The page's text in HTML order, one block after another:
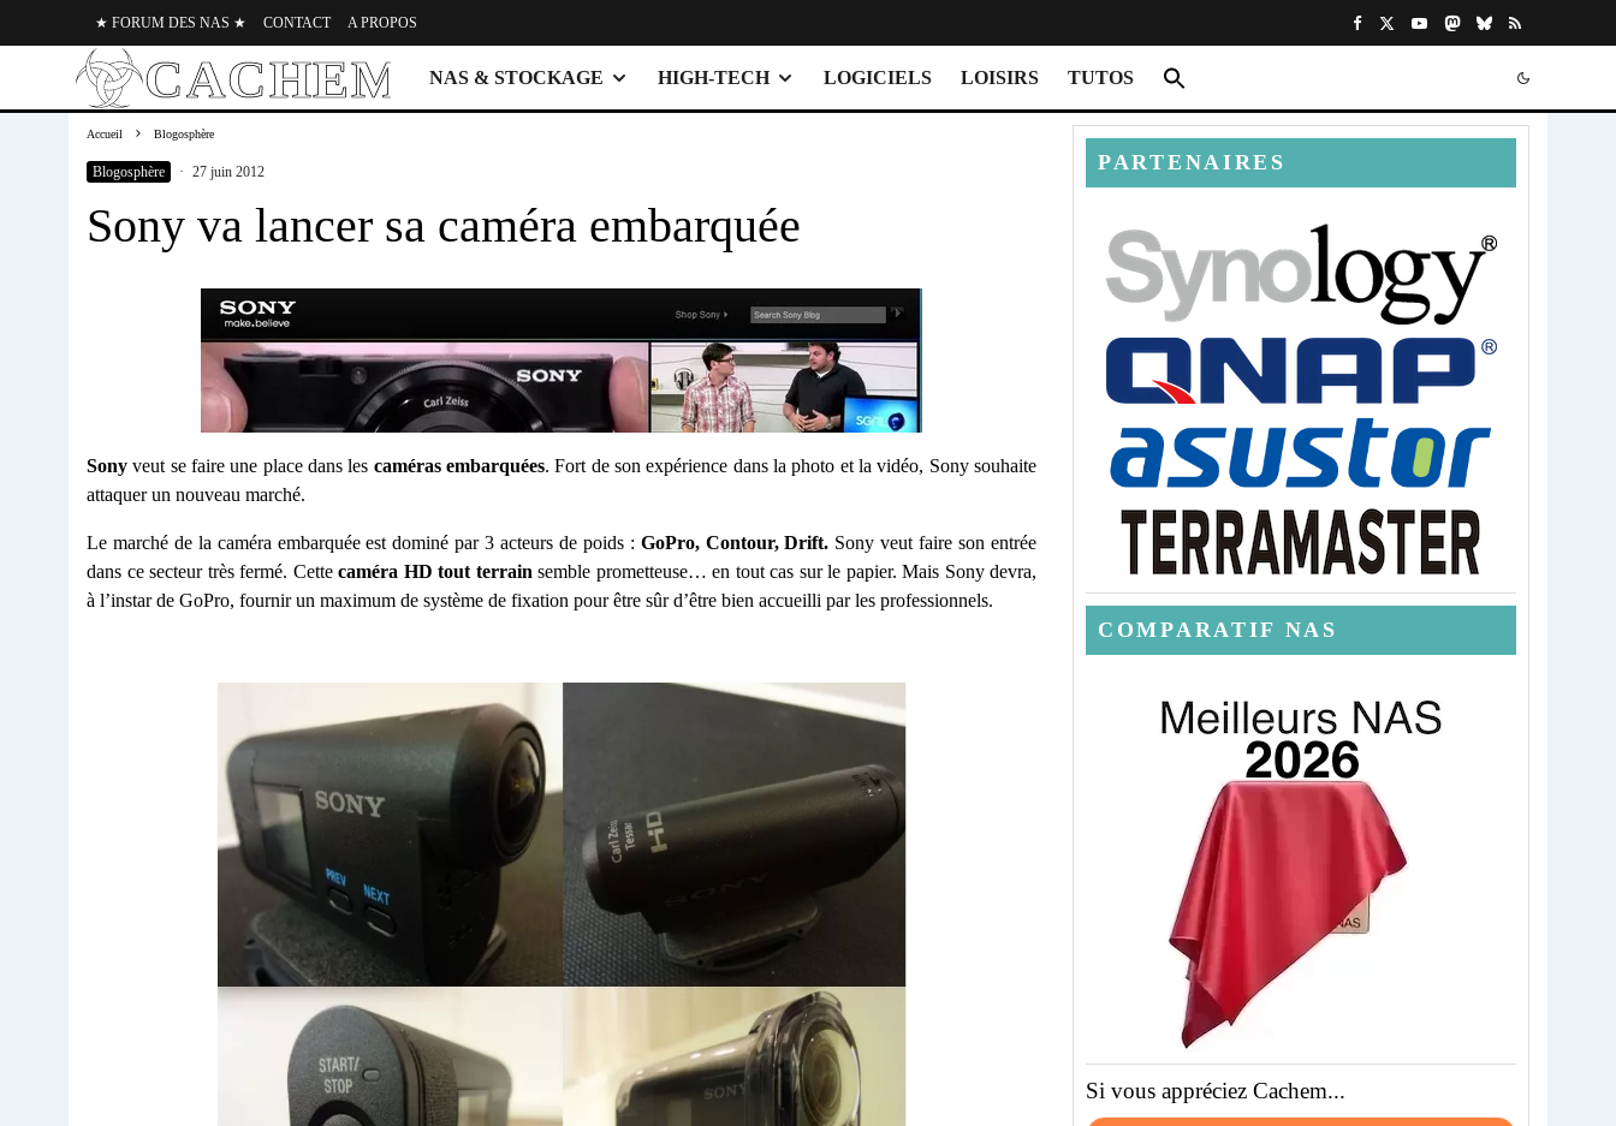
★ FORUM DES NAS ★ CONTACT A PROPOS
NAS & STOCKAGE HIGH-TECH LOGICIELS LOISIRS TUTOS
Accueil Blogosphère
Blogosphère · 27 juin 2012
Sony va lancer sa caméra embarquée
Sony veut se faire une place dans les caméras embarquées. Fort de son expérience dans la photo et la vidéo, Sony souhaite
attaquer un nouveau marché.
Le marché de la caméra embarquée est dominé par 3 acteurs de poids : GoPro, Contour, Drift. Sony veut faire son entrée
dans ce secteur très fermé. Cette caméra HD tout terrain semble prometteuse… en tout cas sur le papier. Mais Sony devra,
à l’instar de GoPro, fournir un maximum de système de fixation pour être sûr d’être bien accueilli par les professionnels.
PARTENAIRES
COMPARATIF NAS
Si vous appréciez Cachem...